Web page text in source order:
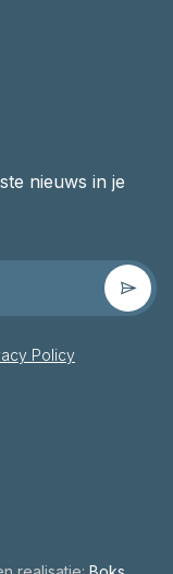
nieuws in je
Policy